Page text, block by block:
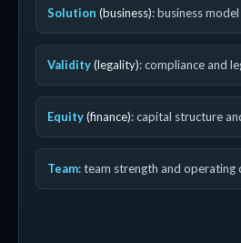
Solution (business): business
Validity(legality): compliance and
Equity(finance): capital structure
Team: team strength and operating